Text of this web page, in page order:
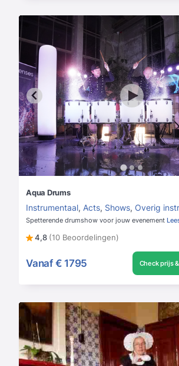
Aqua Drums
Instrumentaal, Acts, Shows, Overig
Spetterende drumshow voor jouw evenement
4,8 (10 Beoordelingen)
Vanaf € 1795 Check prijs